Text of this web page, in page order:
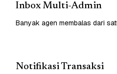
Inbox Multi-Admin
Banyak agen membalas dari
Notifikasi Transaksi